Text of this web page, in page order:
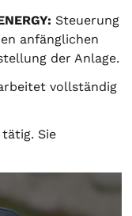
Steuerung
anfänglichen
der Anlage.
vollständig
Sie